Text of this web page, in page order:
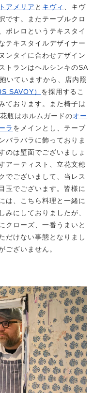
アメリア と キヴィ
、キヴ
です。またテーブルクロ
ボレロというテキスタイ
テキスタイルデザイナー
ンタイに合わせデザイン
トランはヘルシンキのSA
いていますから、店内照
SAVOY） を採用するこ
ております。また椅子は
花瓶はホルムガードのオー
ラ をメインとし、テーブ
バラバラに飾っておりま
のは壁面でございましょ
アーティスト、立花文穂
でございまして、当レス
玉でございます。皆様に
は、こちら料理と一緒に
みにしておりましたが、
クローズ、一番うまいと
だけない事態となりまし
ございません。